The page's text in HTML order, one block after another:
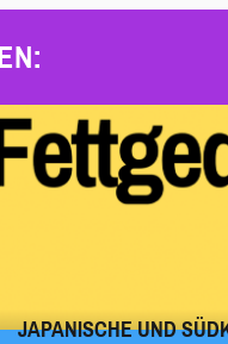
JAPANISCHE UND